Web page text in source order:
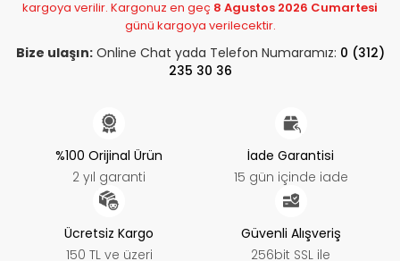
kargoya verilir. Kargonuz en geç 8 Agustos 2026 Cumartesi
günü kargoya verilecektir.
Bize ulaşın:Online Chat yada Telefon Numaramız: 0 (312)
235 30 36
%100 Orijinal Ürün
2 yıl garanti
İade Garantisi
15 gün içinde iade
Ücretsiz Kargo
150 TL ve üzeri
Güvenli Alışveriş
256bit SSL ile